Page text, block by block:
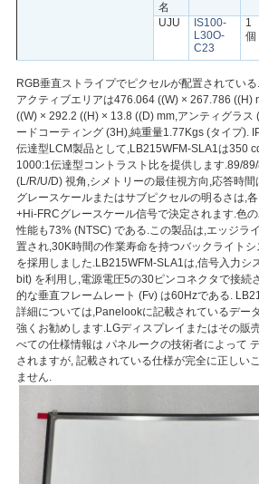
名
UJU
IS100-
L30O-
C23
1
個
RGB垂直ストライプでピクセルが配置されてい
アクティブエリアは476.064 ((W) × 267.786 ((H)
((W) × 292.2 ((H) × 13.8 ((D) mm,アンティグラス
ードコーティング (3H),純重量1.77Kgs (タイプ).
伝達型LCM製品として,LB215WFM-SLA1は350
1000:1伝達型コントラスト比を提供します.89/
(L/R/U/D) 視角,シメトリーの最佳視方向,応答時
グレースケールまたはサブピクセルの明るさは,
+Hi-FRCグレースケール信号で決定されます.色
性能も73% (NTSC) である.この製品は,エッジラ
置され,30K時間の作業寿命を持つバックライト
を採用しました.LB215WFM-SLA1は,信号入力シ
bit) を利用し,電源電圧5の30ピンコネクタで接続
的な垂直フレームレート (Fv) は60Hzである.
詳細については,Panelookに記載されているデー
強くお勧めします.LGディスプレイまたはその販
べての仕様情報は パネルークの技術者によって
されますが, 記載されている仕様が完全に正しい
ません.